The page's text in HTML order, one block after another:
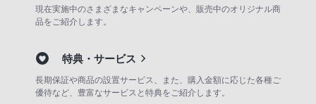
現在実施中のさまざまなキャンペーンや、販売中のオリジナル商
品をご紹介します。
特典・サービス
長期保証や商品の設置サービス、また、購入金額に応じた各種ご
優待など、豊富なサービスと特典をご紹介します。